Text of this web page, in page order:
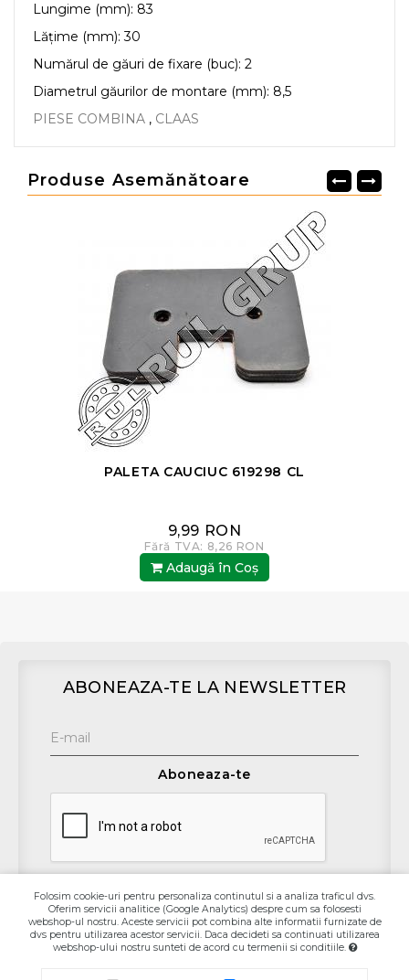
Lungime (mm): 83
Lățime (mm): 30
Numărul de găuri de fixare (buc): 2
Diametrul găurilor de montare (mm): 8,5
PIESE COMBINA , CLAAS
Produse Asemănătoare
PALETA CAUCIUC 619298 CL
9,99 RON
Fără TVA: 8,26 RON
Adaugă în Coş
ABONEAZA-TE LA NEWSLETTER
Aboneaza-te
Contact
Folosim cookie-uri pentru personaliza continutul si a analiza traficul dvs.
Oferim servicii analitice (Google Analytics) despre cum sa folosesti
webshop-ul nostru. Aceste servicii pot combina alte informatii furnizate de
dvs pentru utilizarea acestor servicii. Daca decideti sa continuati utilizarea
webshop-ului nostru sunteti de acord cu termenii si conditiile.